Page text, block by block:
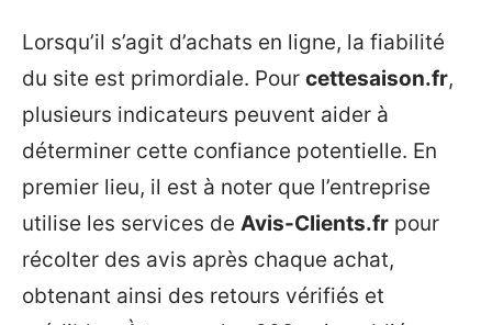
Lorsqu’il s’agit d’achats en ligne, la fiabilité
du site est primordiale. Pour cettesaison.fr,
plusieurs indicateurs peuvent aider à
déterminer cette confiance potentielle. En
premier lieu, il est à noter que l’entreprise
utilise les services de Avis-Clients.fr pour
récolter des avis après chaque achat,
obtenant ainsi des retours vérifiés et